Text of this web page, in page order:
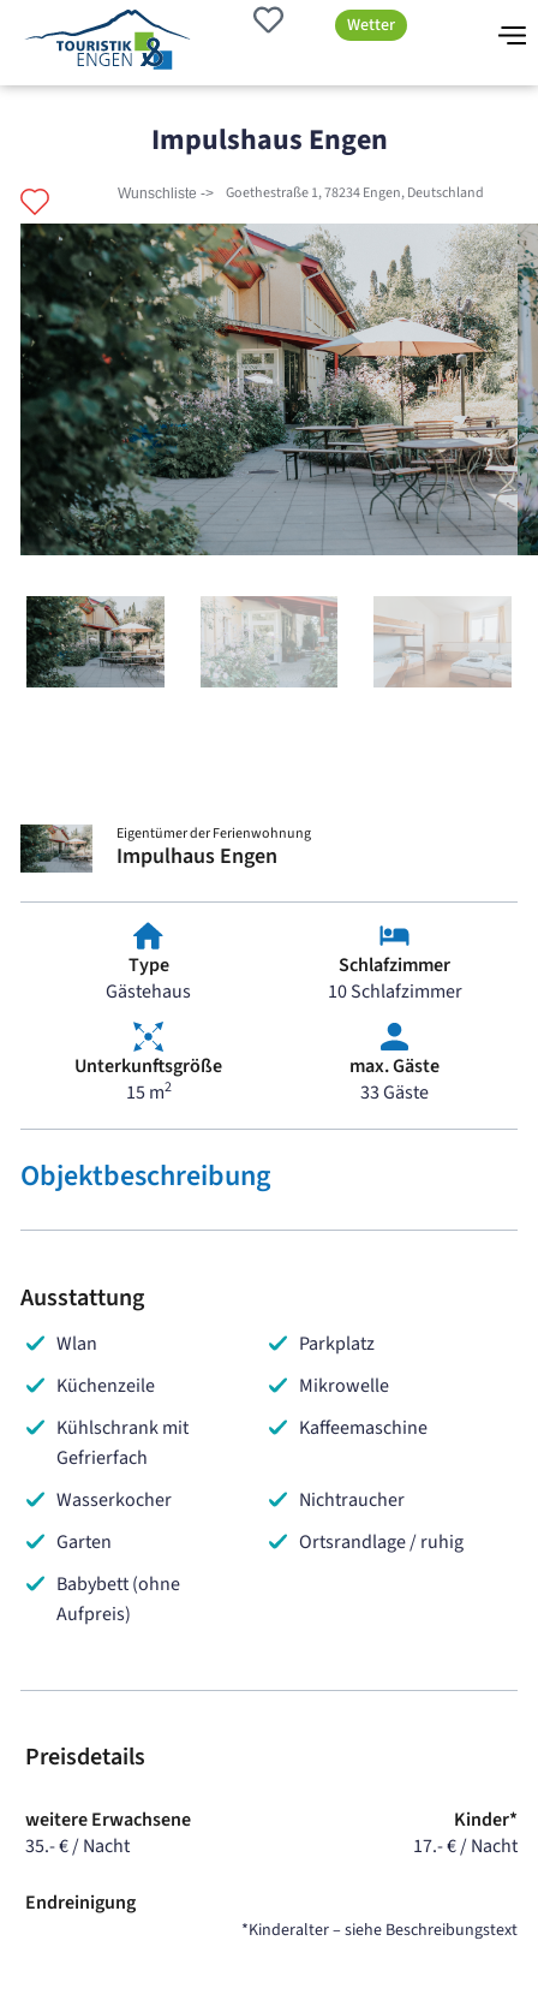
Wetter
Impulshaus Engen
Goethestraße 1, 78234 Engen, Deutschland
Wunschliste ->
Eigentümer der Ferienwohnung
Impulhaus Engen
Type
Gästehaus
Schlafzimmer
10 Schlafzimmer
Unterkunftsgröße
15 m2
max. Gäste
33 Gäste
Objektbeschreibung
Ausstattung
Wlan
Parkplatz
Küchenzeile
Mikrowelle
Kühlschrank mit
Gefrierfach
Kaffeemaschine
Wasserkocher
Nichtraucher
Garten
Ortsrandlage / ruhig
Babybett (ohne
Aufpreis)
Preisdetails
weitere Erwachsene
35.- € / Nacht
Kinder*
17.- € / Nacht
Endreinigung
*Kinderalter – siehe Beschreibungstext